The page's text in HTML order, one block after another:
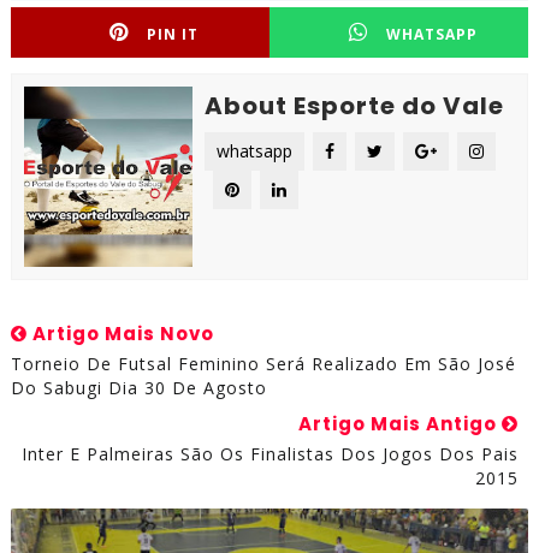
PIN IT WHATSAPP
About Esporte do Vale
whatsapp
Artigo Mais Novo
Torneio De Futsal Feminino Será Realizado Em São José
Do Sabugi Dia 30 De Agosto
Artigo Mais Antigo
Inter E Palmeiras São Os Finalistas Dos Jogos Dos Pais
2015